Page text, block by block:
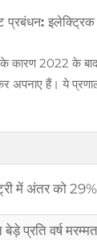
के कारण 2022 के
हैं। ये
में अंतर को
बेड़े प्रति वर्ष